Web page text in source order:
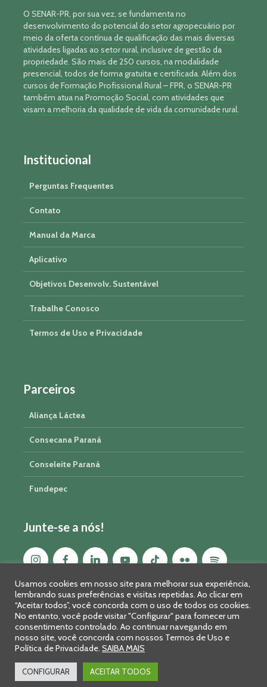
O SENAR-PR, por sua vez, se fundamenta no
desenvolvimento do potencial do setor agropecuário por
meio da oferta contínua de qualificação das mais diversas
atividades ligadas ao setor rural, inclusive de gestão da
propriedade. São mais de 250 cursos, na modalidade
presencial, todos de forma gratuita e certificada. Além dos
cursos de Formação Profissional Rural – FPR, o SENAR-PR
também atua na Promoção Social, com atividades que
visam a melhoria da qualidade de vida da comunidade rural.
Institucional
Perguntas Frequentes
Contato
Manual da Marca
Aplicativo
Objetivos Desenvolv. Sustentável
Trabalhe Conosco
Termos de Uso e Privacidade
Parceiros
Aliança Láctea
Consecana Paraná
Conseleite Paraná
Fundepec
Junte-se a nós!
Sistema FAEP/SENAR-PR © 2026 · R. Marechal Deodoro, 450, 14º
0401 - Fax: 41 3323-2124
Usamos cookies em nosso site para melhorar sua experiência,
lembrando suas preferências e visitas repetidas. Ao clicar em
“Aceitar todos”, você concorda com o uso de todos os cookies.
No entanto, você pode visitar "Configurar" para fornecer um
consentimento controlado. Ao continuar navegando em
nosso site, você concorda com nossos Termos de Uso e
Política de Privacidade. SAIBA MAIS
CONFIGURAR ACEITAR TODOS